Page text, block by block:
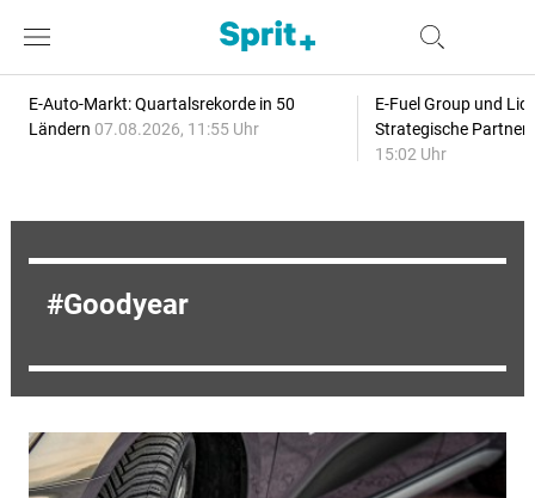
E-Auto-Markt: Quartalsrekorde in 50
Ländern 07.08.2026, 11:55 Uhr
E-Fuel Group und
Strategische
15:02 Uhr
Goodyear